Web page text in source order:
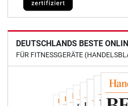
DEUTSCHLANDS BESTE
FÜR FITNESSGERÄTE